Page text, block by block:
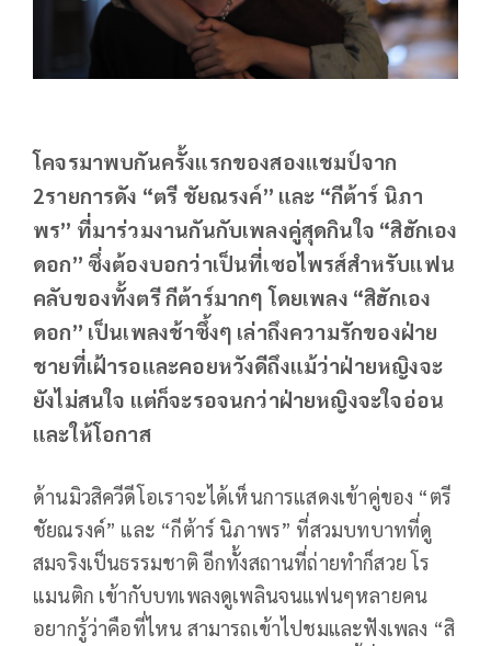
โคจรมาพบกันครั้งแรกของสองแชมป์จาก
2รายการดัง “ตรี ชัยณรงค์” และ “กีต้าร์ นิภา
พร” ที่มาร่วมงานกันกับเพลงคู่สุดกินใจ “สิฮักเอง
ดอก” ซึ่งต้องบอกว่าเป็นที่เซอไพรส์สำหรับแฟน
คลับของทั้งตรี กีต้าร์มากๆ โดยเพลง “สิฮักเอง
ดอก” เป็นเพลงช้าซึ้งๆ เล่าถึงความรักของฝ่าย
ชายที่เฝ้ารอและคอยหวังดีถึงแม้ว่าฝ่ายหญิงจะ
ยังไม่สนใจ แต่ก็จะรอจนกว่าฝ่ายหญิงจะใจอ่อน
และให้โอกาส
ด้านมิวสิควีดีโอเราจะได้เห็นการแสดงเข้าคู่ของ “ตรี
ชัยณรงค์” และ “กีต้าร์ นิภาพร” ที่สวมบทบาทที่ดู
สมจริงเป็นธรรมชาติ อีกทั้งสถานที่ถ่ายทำก็สวย โร
แมนติก เข้ากับบทเพลงดูเพลินจนแฟนๆหลายคน
อยากรู้ว่าคือที่ไหน สามารถเข้าไปชมและฟังเพลง “สิ